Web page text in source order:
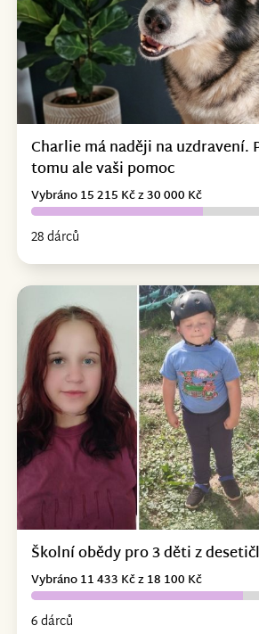
Charlie má naději na uzdravení.
tomu ale vaši pomoc
28 dárců
Vybráno 15 215 Kč z 30 000 Kč
Školní obědy pro 3 děti z
6 dárců
Vybráno 11 433 Kč z 18 100 Kč